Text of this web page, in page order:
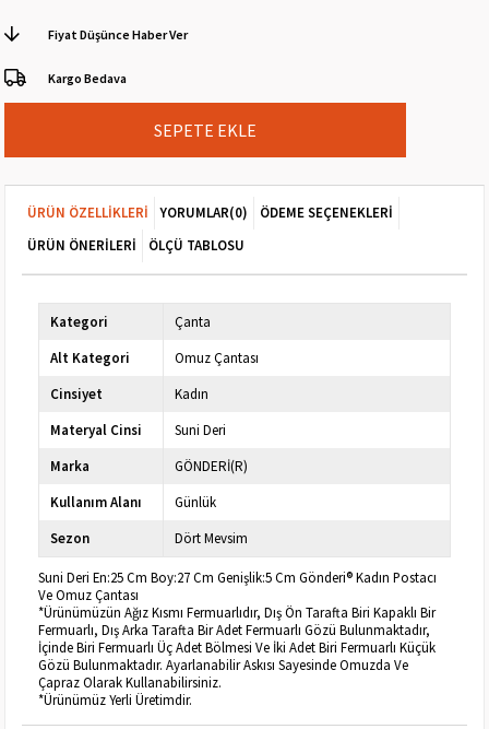
Fiyat Düşünce Haber Ver
Kargo Bedava
ÜRÜN ÖZELLIKLERI YORUMLAR(0)
ÖDEME SEÇENEKLERI
ÜRÜN ÖNERILERI
ÖLÇÜ TABLOSU
Kategori
Çanta
Alt Kategori
Omuz Çantası
Cinsiyet
Kadın
Materyal Cinsi
Suni Deri
Marka
GÖNDERİ(R)
Kullanım Alanı
Günlük
Sezon
Dört Mevsim
Suni Deri En:25 Cm Boy:27 Cm Genişlik:5 Cm Gönderi® Kadın Postacı
Ve Omuz Çantası
*Ürünümüzün Ağız Kısmı Fermuarlıdır, Dış Ön Tarafta Biri Kapaklı Bir
Fermuarlı, Dış Arka Tarafta Bir Adet Fermuarlı Gözü Bulunmaktadır,
İçinde Biri Fermuarlı Üç Adet Bölmesi Ve İki Adet Biri Fermuarlı Küçük
Gözü Bulunmaktadır. Ayarlanabilir Askısı Sayesinde Omuzda Ve
Çapraz Olarak Kullanabilirsiniz.
*Ürünümüz Yerli Üretimdir.